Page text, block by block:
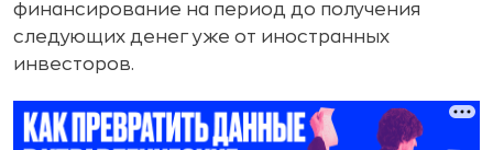
финансирование на период до получения
следующих денег уже от иностранных
инвесторов.